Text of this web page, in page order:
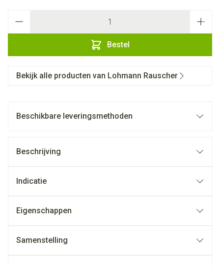
Bestel
Bekijk alle producten van Lohmann Rauscher
Beschikbare leveringsmethoden
Beschrijving
Indicatie
Eigenschappen
Samenstelling